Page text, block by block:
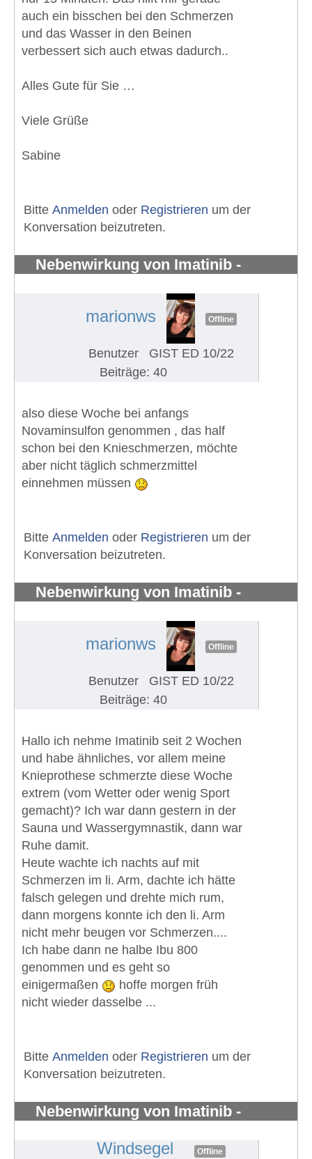
auch ein bisschen bei den Schmerzen
und das Wasser in den Beinen
verbessert sich auch etwas dadurch..
Alles Gute für Sie …
Viele Grüße
Sabine
Bitte Anmelden oder Registrieren um der
Konversation beizutreten.
Nebenwirkung von Imatinib -
marionws Offline
Benutzer
GIST ED 10/22
Beiträge: 40
also diese Woche bei anfangs
Novaminsulfon genommen , das half
schon bei den Knieschmerzen, möchte
aber nicht täglich schmerzmittel
einnehmen müssen
Bitte Anmelden oder Registrieren um der
Konversation beizutreten.
Nebenwirkung von Imatinib -
marionws Offline
Benutzer
GIST ED 10/22
Beiträge: 40
Hallo ich nehme Imatinib seit 2 Wochen
und habe ähnliches, vor allem meine
Knieprothese schmerzte diese Woche
extrem (vom Wetter oder wenig Sport
gemacht)? Ich war dann gestern in der
Sauna und Wassergymnastik, dann war
Ruhe damit.
Heute wachte ich nachts auf mit
Schmerzen im li. Arm, dachte ich hätte
falsch gelegen und drehte mich rum,
dann morgens konnte ich den li. Arm
nicht mehr beugen vor Schmerzen....
Ich habe dann ne halbe Ibu 800
genommen und es geht so
einigermaßen
hoffe morgen früh
nicht wieder dasselbe ...
Bitte Anmelden oder Registrieren um der
Konversation beizutreten.
Nebenwirkung von Imatinib -
Windsegel Offline